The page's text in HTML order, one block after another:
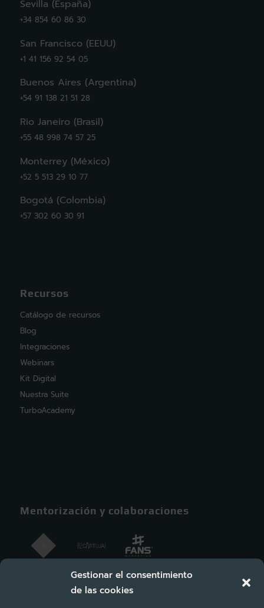
Gestionar el consentimiento
de las cookies
Sevilla (España)
+34 854 60 86 30
San Francisco (EEUU)
+1 41 156 92 54 05
Buenos Aires (Argentina)
+54 91 138 21 51 28
Rio Janeiro (Brasil)
+55 48 998 74 57 25
Monterrey (México)
+52 5 513 29 10 77
Bogotá (Colombia)
+57 302 60 30 91
Recursos
Catálogo de recursos
Blog
Integraciones
Webinars
Kit Digital
Nuestra Suite
TurboAcademy
Mentorización y colaboraciones